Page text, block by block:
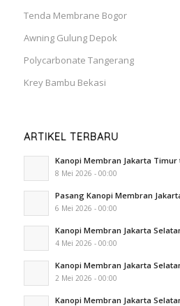
Tenda Membrane Bogor
Awning Gulung Depok
Polycarbonate Tangerang
Krey Bambu Bekasi
ARTIKEL TERBARU
Kanopi Membran Jakarta Timur
8 Mei 2026 - 00:00
Pasang Kanopi Membran
6 Mei 2026 - 00:00
Kanopi Membran Jakarta
4 Mei 2026 - 00:00
Kanopi Membran Jakarta
2 Mei 2026 - 00:00
Kanopi Membran Jakarta